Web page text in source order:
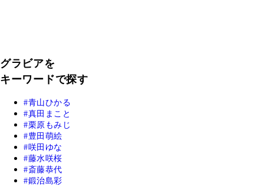
グラビアを
キーワードで探す
青山ひかる
真田まこと
栗原もみじ
豊田萌絵
咲田ゆな
藤水咲桜
斎藤恭代
鍛治島彩